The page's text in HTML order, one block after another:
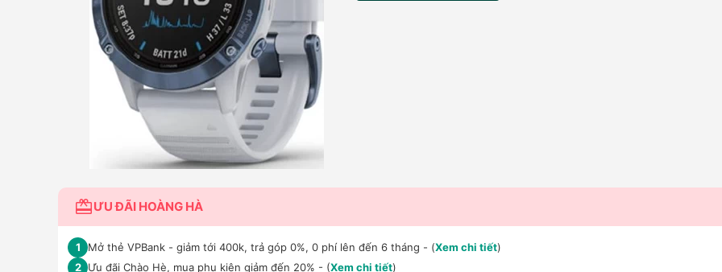
ƯU ĐÃI HOÀNG HÀ
1 Mở thẻ VPBank - giảm tới 400k, trả góp 0%, 0 phí lên đến 6 tháng - (Xem chi tiết)
2 Ưu đãi Chào Hè, mua phụ kiện giảm đến 20% - (Xem chi tiết)